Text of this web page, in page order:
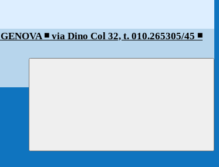
GENOVA ◾️ via Dino Col 32, t. 010.265305/45 ◾️